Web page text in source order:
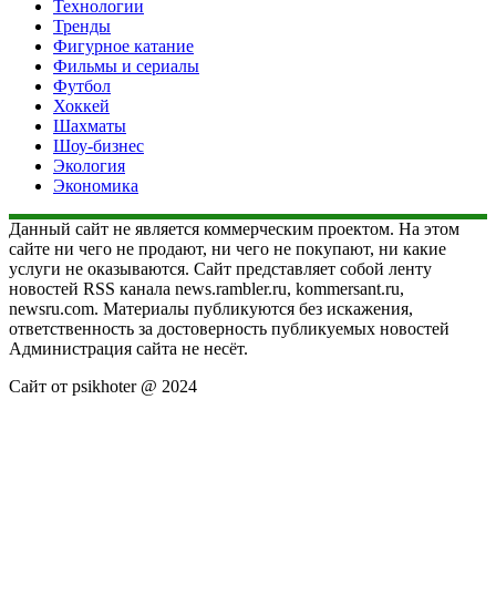
Технологии
Тренды
Фигурное катание
Фильмы и сериалы
Футбол
Хоккей
Шахматы
Шоу-бизнес
Экология
Экономика
Данный сайт не является коммерческим проектом. На этом
сайте ни чего не продают, ни чего не покупают, ни какие
услуги не оказываются. Сайт представляет собой ленту
новостей RSS канала news.rambler.ru, kommersant.ru,
newsru.com. Материалы публикуются без искажения,
ответственность за достоверность публикуемых новостей
Администрация сайта не несёт.
Сайт от psikhoter @ 2024